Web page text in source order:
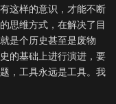
这样的意识，才能不断
思维方式，在解决了目
是个历史甚至是废物
的基础上进行演进，要
，工具永远是工具。我